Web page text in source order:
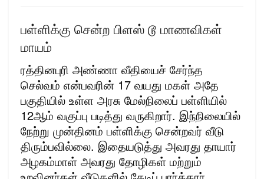
பள்ளிக்கு சென்ற பிளஸ் டூ மாணவிகள்
மாயம்
ரத்தினபுரி அண்ணா வீதியைச் சேர்ந்த
செல்வம் என்பவரின் 17 வயது மகள் அதே
பகுதியில் உள்ள அரசு மேல்நிலைப் பள்ளியில்
12ஆம் வகுப்பு படித்து வருகிறார். இந்நிலையில்
நேற்று முன்தினம் பள்ளிக்கு சென்றவர் வீடு
திரும்பவில்லை. இதையடுத்து அவரது தாயார்
அழகம்மாள் அவரது தோழிகள் மற்றும்